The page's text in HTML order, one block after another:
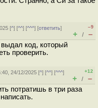
[^] [^^] [^^^] [ответить]
–9
+ / –
код, который
проверить.
24/12/2025 [^] [^^] [^^^]
+12
+ / –
потратишь в три раза